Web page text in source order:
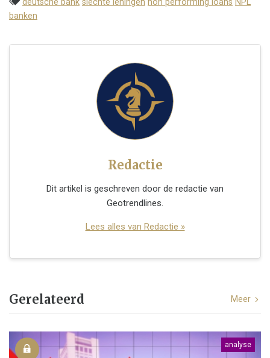
deutsche bank slechte leningen non performing loans NPL
banken
Redactie
Dit artikel is geschreven door de redactie van
Geotrendlines.
Lees alles van Redactie »
Gerelateerd Meer
analyse